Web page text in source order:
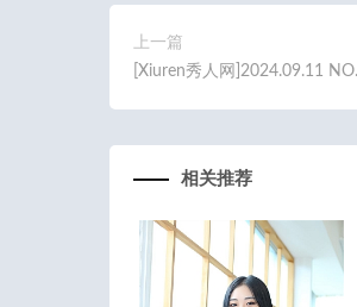
上一篇
[Xiuren秀人网]2024.09.11
相关推荐